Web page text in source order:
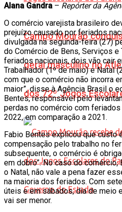
Campo Mourão
geral masculino no
dos 72º Jogos
Alana Gandra – Repórter da
O comércio varejista brasileiro
prejuízo causado por feriados
divulgada na segunda-feira (27)
do Comércio de Bens, Serviços e
feriados nacionais, dois vão cair
Trabalhador (1º de maio) e Natal
com que o comércio não incorra
maior”, disse à Agência Brasil o
Bentes, responsável pelo
perdas no comércio com
2022, em comparação a 2021.
Fabio Bentes explicou que custo
compensação pelo trabalho no
subsequente, o comércio é
em dobro”. No caso do
o Natal, não vale a pena fazer
na maioria dos feriados. Com
úteis e em sábados, dia de meio
vai ser menor.